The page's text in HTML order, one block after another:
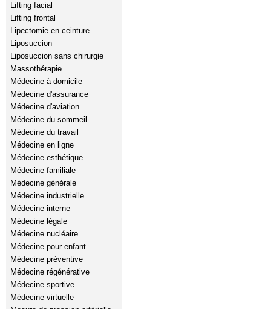
Lifting facial
Lifting frontal
Lipectomie en ceinture
Liposuccion
Liposuccion sans chirurgie
Massothérapie
Médecine à domicile
Médecine d'assurance
Médecine d'aviation
Médecine du sommeil
Médecine du travail
Médecine en ligne
Médecine esthétique
Médecine familiale
Médecine générale
Médecine industrielle
Médecine interne
Médecine légale
Médecine nucléaire
Médecine pour enfant
Médecine préventive
Médecine régénérative
Médecine sportive
Médecine virtuelle